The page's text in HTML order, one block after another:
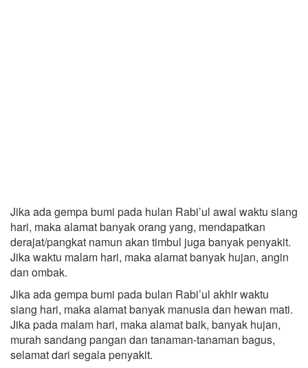
Jika ada gempa bumi pada hulan Rabi’ul awal waktu siang
hari, maka alamat banyak orang yang, mendapatkan
derajat/pangkat namun akan timbul juga banyak penyakit.
Jika waktu malam hari, maka alamat banyak hujan, angin
dan ombak.
Jika ada gempa bumi pada bulan Rabi’ul akhir waktu
siang hari, maka alamat banyak manusia dan hewan mati.
Jika pada malam hari, maka alamat baik, banyak hujan,
murah sandang pangan dan tanaman-tanaman bagus,
selamat dari segala penyakit.